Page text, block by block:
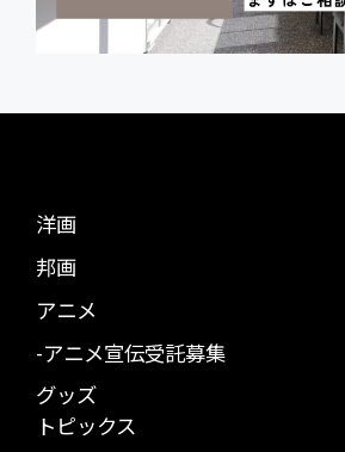
洋画
邦画
アニメ
-アニメ宣伝受託募集
グッズ
トピックス